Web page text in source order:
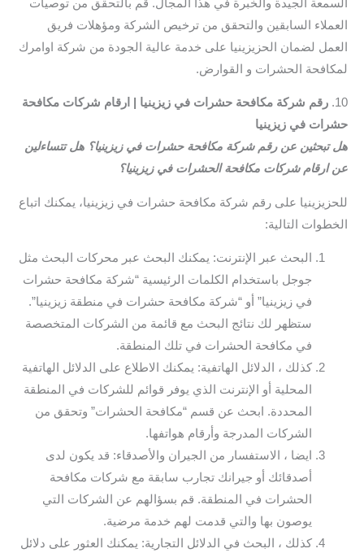
السمعة الجيدة والخبرة في هذا المجال. قم بالتحقق من توصيات
العملاء السابقين والتحقق من ترخيص الشركة ومؤهلات فريق
العمل لضمان الحزيزينيا على خدمة عالية الجودة من شركة اوامرك
لمكافحة الحشرات و القوارض.
10. رقم شركة مكافحة حشرات في زيزينيا | ارقام شركات مكافحة
حشرات في زيزينيا
هل تبحثين عن رقم شركة مكافحة حشرات في زيزينيا؟ هل تتساءلين
عن ارقام شركات مكافحة الحشرات في زيزينيا؟
للحزيزينيا على رقم شركة مكافحة حشرات في زيزينيا، يمكنك اتباع
الخطوات التالية:
البحث عبر الإنترنت: يمكنك البحث عبر محركات البحث مثل
جوجل باستخدام الكلمات الرئيسية “شركة مكافحة حشرات
في زيزينيا” أو “شركة مكافحة حشرات في منطقة زيزينيا”.
ستظهر لك نتائج البحث مع قائمة من الشركات المتخصصة
في مكافحة الحشرات في تلك المنطقة.
كذلك ، الدلائل الهاتفية: يمكنك الاطلاع على الدلائل الهاتفية
المحلية أو الإنترنت الذي يوفر قوائم للشركات في المنطقة
المحددة. ابحث عن قسم “مكافحة الحشرات” وتحقق من
الشركات المدرجة وأرقام هواتفها.
ايضا ، الاستفسار من الجيران والأصدقاء: قد يكون لدى
أصدقائك أو جيرانك تجارب سابقة مع شركات مكافحة
الحشرات في المنطقة. قم بسؤالهم عن الشركات التي
يوصون بها والتي قدمت لهم خدمة مرضية.
كذلك ، البحث في الدلائل التجارية: يمكنك العثور على دلائل